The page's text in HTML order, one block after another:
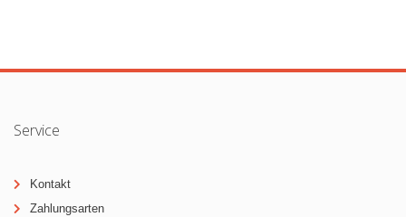
Service
Kontakt
Zahlungsarten